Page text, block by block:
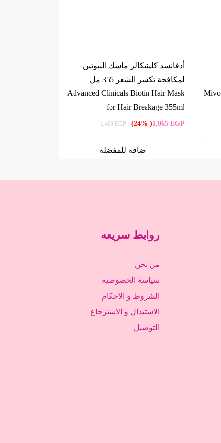
أدفانسد كلينيكالز ماسك البيوتين
لمكافحة تكسر الشعر 355 مل |
Advanced Clinicals Biotin Hair Mask
for Hair Breakage 355ml
1,065 EGP
(-24%)
1,400EGP
أضافة للمفضلة
روابط سريعه
من نحن
سياسة الخصوصية
الشروط و الاحكام
الاستبدال و الاسترجاع
التوصيل